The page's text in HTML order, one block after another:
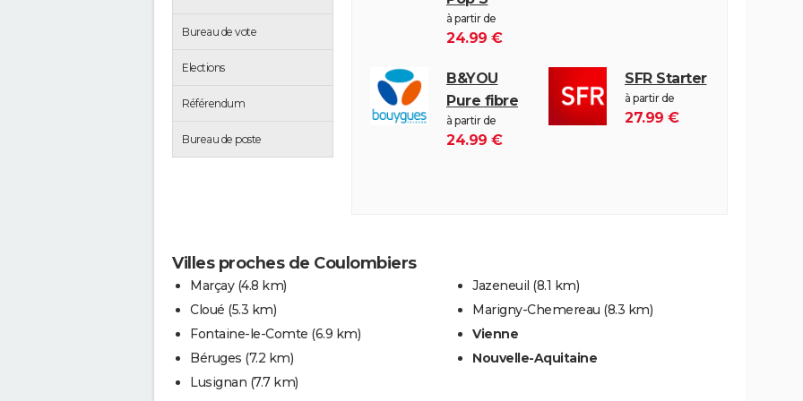
Bureau de vote
Elections
Référendum
Bureau de poste
à partir de
24.99 €
B&YOU
Pure fibre
à partir de
24.99 €
SFR Starter
à partir de
27.99 €
Villes proches de Coulombiers
Marçay (4.8 km)
Cloué (5.3 km)
Fontaine-le-Comte (6.9 km)
Béruges (7.2 km)
Lusignan (7.7 km)
Jazeneuil (8.1 km)
Marigny-Chemereau (8.3 km)
Vienne
Nouvelle-Aquitaine